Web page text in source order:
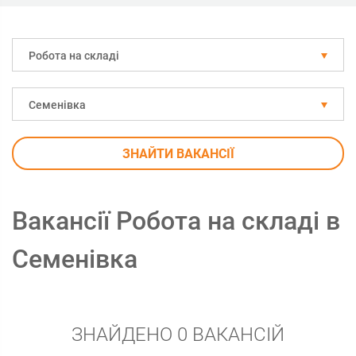
Робота на складі
Семенівка
ЗНАЙТИ ВАКАНСІЇ
Вакансії Робота на складі в
Семенівка
ЗНАЙДЕНО 0 ВАКАНСІЙ